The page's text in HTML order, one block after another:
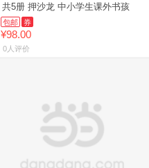
共5册 押沙龙 中小学生课外书孩
包邮 券
¥98.00
0人评价